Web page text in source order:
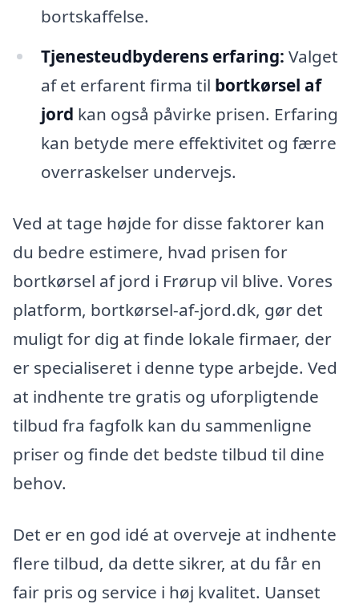
bortskaffelse.
Tjenesteudbyderens erfaring: Valget
af et erfarent firma til bortkørsel af
jord kan også påvirke prisen. Erfaring
kan betyde mere effektivitet og færre
overraskelser undervejs.
Ved at tage højde for disse faktorer kan
du bedre estimere, hvad prisen for
bortkørsel af jord i Frørup vil blive. Vores
platform, bortkørsel-af-jord.dk, gør det
muligt for dig at finde lokale firmaer, der
er specialiseret i denne type arbejde. Ved
at indhente tre gratis og uforpligtende
tilbud fra fagfolk kan du sammenligne
priser og finde det bedste tilbud til dine
behov.
Det er en god idé at overveje at indhente
flere tilbud, da dette sikrer, at du får en
fair pris og service i høj kvalitet. Uanset